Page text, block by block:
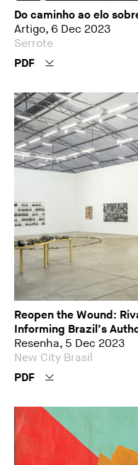
Do caminho ao elo
Artigo, 6 Dec 2023
Serrote
PDF
Reopen the Wound:
Informing Brazil’s
Resenha, 5 Dec 2023
New City Brasil
PDF